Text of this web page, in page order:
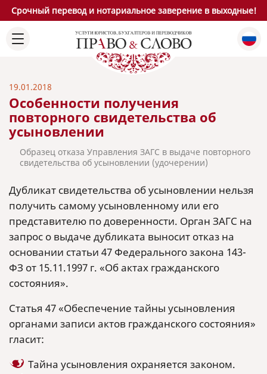
Срочный перевод и нотариальное заверение в выходные!
19.01.2018
Особенности получения
повторного свидетельства об
усыновлении
Образец отказа Управления ЗАГС в выдаче повторного
свидетельства об усыновлении (удочерении)
Дубликат свидетельства об усыновлении нельзя
получить самому усыновленному или его
представителю по доверенности. Орган ЗАГС на
запрос о выдаче дубликата выносит отказ на
основании статьи 47 Федерального закона 143-
ФЗ от 15.11.1997 г. «Об актах гражданского
состояния».
Статья 47 «Обеспечение тайны усыновления
органами записи актов гражданского состояния»
гласит:
Тайна усыновления охраняется законом.